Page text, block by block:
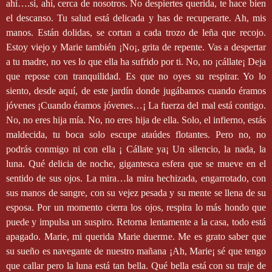
ahí….sí, ahí, cerca de nosotros. No despiertes querida, te hace bien
el descanso. Tu salud está delicada y has de recuperarte. Ah, mis
manos. Están dolidas, se cortan a cada trozo de leña que recojo.
Estoy viejo y Marie también ¡No¡, grita de repente. Vas a despertar
a tu madre, no ves lo que ella ha sufrido por ti. No, no ¡cállate¡ Deja
que repose con tranquilidad. Es que no oyes su respirar. Yo lo
siento, desde aquí, de este jardín donde jugábamos cuando éramos
jóvenes ¡Cuando éramos jóvenes…¡ La fuerza del mal está contigo.
No, no eres hija mía. No, no eres hija de ella. Solo, el infierno, estás
maldecida, tu boca solo escupe ataúdes flotantes. Pero no, no
podrás conmigo ni con ella ¡ Cállate ya¡ Un silencio, la nada, la
luna. Qué delicia de noche, gigantesca esfera que se mueve en el
sentido de sus ojos. La mira…la mira hechizada, engarrotado, con
sus manos de sangre, con su vejez pesada y su mente se llena de su
esposa. Por un momento cierra los ojos, respira lo más hondo que
puede y impulsa un suspiro. Retorna lentamente a la casa, todo está
apagado. Marie, mi querida Marie duerme. Me es grato saber que
su sueño es navegante de nuestro mañana ¡Ah, Marie¡ sé que tengo
que callar pero la luna está tan bella. Qué bella está con su traje de